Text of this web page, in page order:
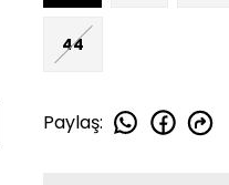
44
Paylaş: